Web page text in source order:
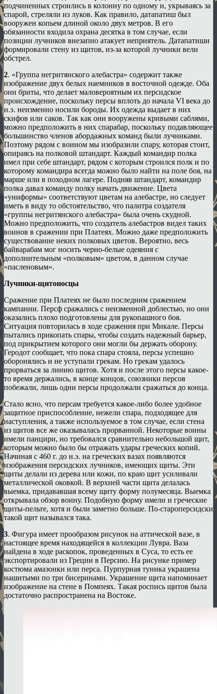
подчиненных строились в колонну по одному и, укрываясь за
спарой, стреляли из луков. Как правило, датапатиш был
вооружен копьем длиной около двух метров. В его
обязанности входила охрана десятка в том случае, если
позиции лучников внезапно атакует неприятель. Датапатиши
формировали стену из щитов, из-за которой лучники вели
обстрел.
2. «Группа негритянского алебастра» содержит также
изображение двух белых наемников в восточной одежде. Оба
они бриты, что делает маловероятным их персидское
происхождение, поскольку персы вплоть до начала VI века до
н.э. неизменно носили бороды. Их одежда выдает в них
скифов или саков. Так как они вооружены кривыми саблями,
можно предположить в них спарабар, поскольку подавляющее
большинство членов абордажных команд были лучниками.
Поэтому рядом с воином мы изобразили спару, которая стоит,
опираясь на полковой штандарт. Каждый командир полка
имел при себе штандарт, рядом с которым строился полк и по
которому командира всегда можно было найти на поле боя, на
марше или в походном лагере. Подняв штандарт, командир
полка давал команду полку начать движение. Цвета
«униформы» соответствуют цветам на алебастре, но следует
иметь в виду то обстоятельство, что палитра создателя
«группы негритянского алебастра» была очень скудной.
Можно предположить, что создатель алебастров видел таких
воинов в сражении при Платеях. Можно даже предположить
существование неких полковых цветов. Вероятно, весь
байварабам мог носить черно-белые одеяния с
дополнительным «полковым» цветом, в данном случае
«пасленовым».
Лучники-щитоносцы
Сражение при Платеях не было последним сражением
кампании. Персф сражались с неизменной доблестью, но они
оказались плохо подготовлены для рукопашного боя.
Ситуация повторилась в ходе сражения при Микале. Персы
пытались прикопать спары, чтобы создать надежный барьер,
под прикрытием которого они могли бы держать оборону.
Геродот сообщает, что пока спара стояла, персы успешно
оборонялись и не уступали грекам. Но грекам удалось
прорваться за линию щитов. Хотя и после этого персы какое-
то время держались, в конце концов, союзники персов
побежали, лишь одни персы продолжали сражаться до конца.
Стало ясно, что персам требуется какое-либо более удобное
защитное приспособление, нежели спара, подходящее для
наступления, а также используемое в том случае, если стена
из щитов все же оказывалась прорванной. Некоторые воины
имели панцири, но требовался сравнительно небольшой щит,
которым можно было бы отражать удары греческих копий.
Начиная с 460 г. до н.э. на греческих вазах появляются
изображения персидских лучников, имеющих щиты. Эти
щиты делали из дерева или кожи, по краю щит усиливали
металлической оковкой. В верхней части щита делалась
выемка, придававшая всему щиту форму полумесяца. Выемка
открывала обзор воину. Подобную форму имели и греческие
щиты-пельте, хотя и были заметно больше. По-староперсидски
такой щит назывался така.
3. Фигура имеет прообразом рисунок на аттической вазе, в
настоящее время находящейся в коллекции Лувра. Ваза
найдена в ходе раскопок, проведенных в Суса, то есть ее
экспортировали из Греции в Персию. На рисунке пример
костюма амазонки или перса. Пурпурная туника украшена
нашитыми по три бисеринами. Украшение щита напоминает
изображение на стене в Помпеях. Такая роспись щитов была
достаточно распространена на Востоке.